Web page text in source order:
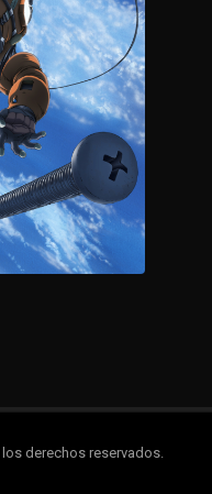
los derechos reservados.